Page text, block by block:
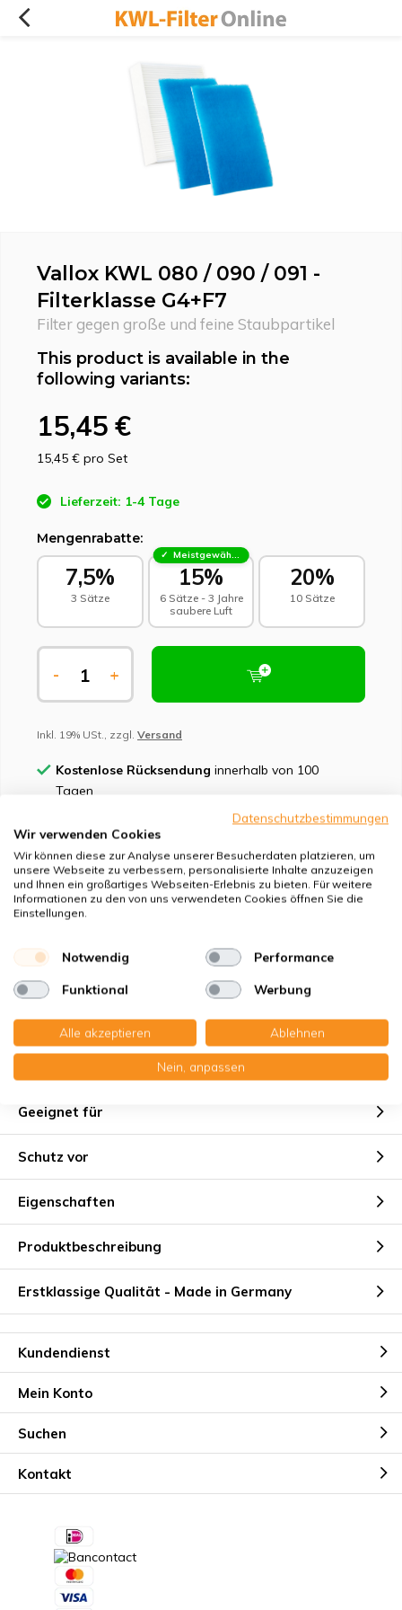
Vallox KWL 080 / 090 / 091 -
Filterklasse G4+F7
Filter gegen große und feine Staubpartikel
This product is available in the
following variants:
15,45 €
15,45 € pro Set
Lieferzeit: 1-4 Tage
Mengenrabatte:
7,5%
3 Sätze
Meistgewählt - Nachhaltige Wahl
15%
6 Sätze - 3 Jahre
saubere Luft
20%
10 Sätze
- +
Inkl. 19% USt., zzgl. Versand
Kostenlose Rücksendung innerhalb von 100
Tagen
Käuferschutzmit Trusted Shops
Sichere Zahlung mit:
1x Filtermatten CT 15/500 , 183x318x20 mm. G4
1x Filtermatten CT 15/500 , 266x315x20 mm. G4
Geeignet für
Schutz vor
Eigenschaften
Produktbeschreibung
Erstklassige Qualität - Made in Germany
Kundendienst
Mein Konto
Suchen
Kontakt
Datenschutzbestimmungen
Wir verwenden Cookies
Wir können diese zur Analyse unserer Besucherdaten platzieren, um
unsere Webseite zu verbessern, personalisierte Inhalte anzuzeigen
und Ihnen ein großartiges Webseiten-Erlebnis zu bieten. Für weitere
Informationen zu den von uns verwendeten Cookies öffnen Sie die
Einstellungen.
Notwendig Performance
Funktional Werbung
Alle akzeptieren Ablehnen
Nein, anpassen